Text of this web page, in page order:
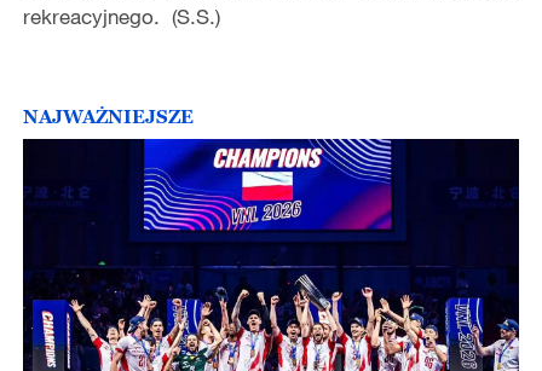
rekreacyjnego. (S.S.)
NAJWAŻNIEJSZE